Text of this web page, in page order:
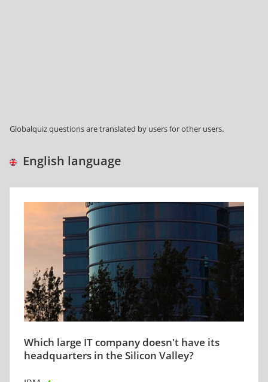
Globalquiz questions are translated by users for other users.
English language
Which large IT company doesn't have its
headquarters in the Silicon Valley?